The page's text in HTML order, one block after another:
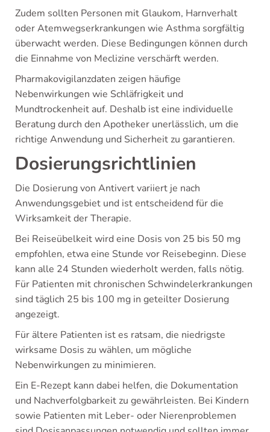
Zudem sollten Personen mit Glaukom, Harnverhalt
oder Atemwegserkrankungen wie Asthma sorgfältig
überwacht werden. Diese Bedingungen können durch
die Einnahme von Meclizine verschärft werden.
Pharmakovigilanzdaten zeigen häufige
Nebenwirkungen wie Schläfrigkeit und
Mundtrockenheit auf. Deshalb ist eine individuelle
Beratung durch den Apotheker unerlässlich, um die
richtige Anwendung und Sicherheit zu garantieren.
Dosierungsrichtlinien
Die Dosierung von Antivert variiert je nach
Anwendungsgebiet und ist entscheidend für die
Wirksamkeit der Therapie.
Bei Reiseübelkeit wird eine Dosis von 25 bis 50 mg
empfohlen, etwa eine Stunde vor Reisebeginn. Diese
kann alle 24 Stunden wiederholt werden, falls nötig.
Für Patienten mit chronischen Schwindelerkrankungen
sind täglich 25 bis 100 mg in geteilter Dosierung
angezeigt.
Für ältere Patienten ist es ratsam, die niedrigste
wirksame Dosis zu wählen, um mögliche
Nebenwirkungen zu minimieren.
Ein E-Rezept kann dabei helfen, die Dokumentation
und Nachverfolgbarkeit zu gewährleisten. Bei Kindern
sowie Patienten mit Leber- oder Nierenproblemen